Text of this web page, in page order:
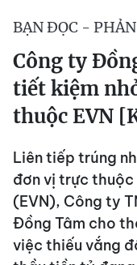
BẠN ĐỌC -
Công ty
tiết kiệm
thuộc EVN
Liên tiếp trúng
đơn vị trực
(EVN), Công ty
Đồng Tâm cho
việc thiếu vắng